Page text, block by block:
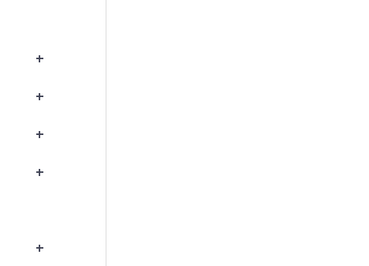
+
+
+
+
+